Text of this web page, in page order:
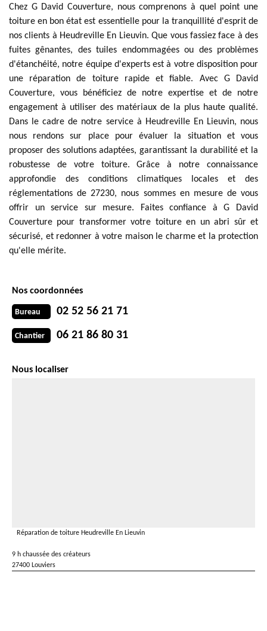
Chez G David Couverture, nous comprenons à quel point une
toiture en bon état est essentielle pour la tranquillité d'esprit de
nos clients à Heudreville En Lieuvin. Que vous fassiez face à des
fuites gênantes, des tuiles endommagées ou des problèmes
d'étanchéité, notre équipe d'experts est à votre disposition pour
une réparation de toiture rapide et fiable. Avec G David
Couverture, vous bénéficiez de notre expertise et de notre
engagement à utiliser des matériaux de la plus haute qualité.
Dans le cadre de notre service à Heudreville En Lieuvin, nous
nous rendons sur place pour évaluer la situation et vous
proposer des solutions adaptées, garantissant la durabilité et la
robustesse de votre toiture. Grâce à notre connaissance
approfondie des conditions climatiques locales et des
réglementations de 27230, nous sommes en mesure de vous
offrir un service sur mesure. Faites confiance à G David
Couverture pour transformer votre toiture en un abri sûr et
sécurisé, et redonner à votre maison le charme et la protection
qu'elle mérite.
Nos coordonnées
Bureau 02 52 56 21 71
Chantier 06 21 86 80 31
Nous localiser
Réparation de toiture Heudreville En Lieuvin
9 h chaussée des créateurs
27400 Louviers